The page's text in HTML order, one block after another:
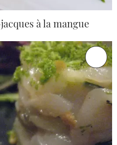
à la mangue